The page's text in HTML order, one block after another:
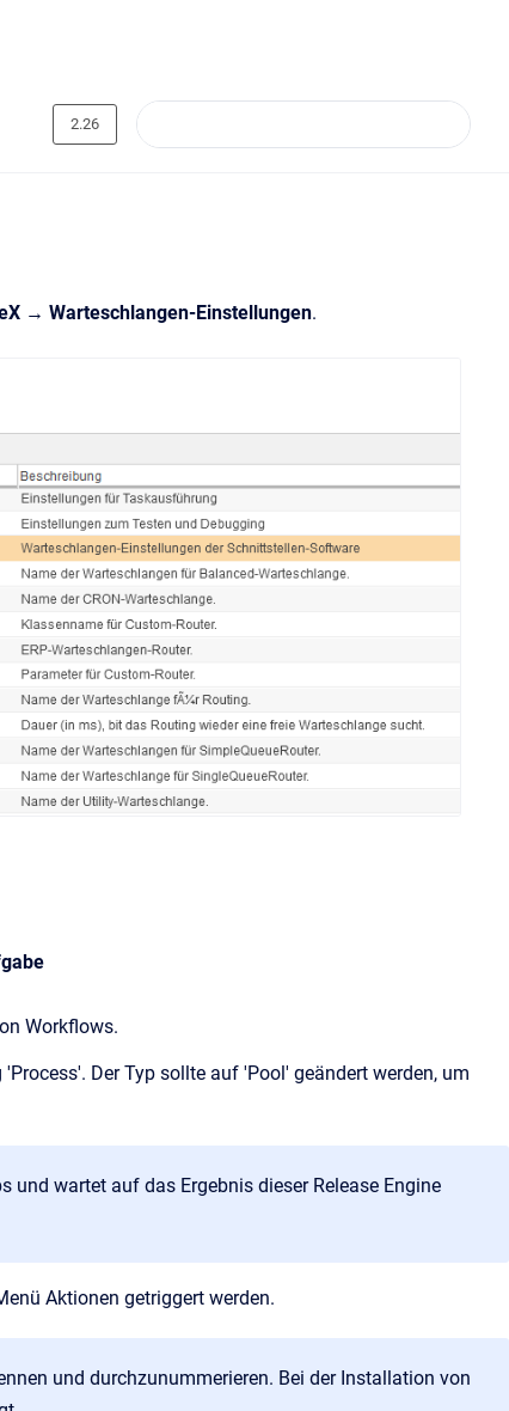
2.26
→ Warteschlangen-Einstellungen.
Workflows.
Der Typ sollte auf 'Pool' geändert werden, um
wartet auf das Ergebnis dieser Release Engine
Aktionen getriggert werden.
und durchzunummerieren. Bei der Installation von